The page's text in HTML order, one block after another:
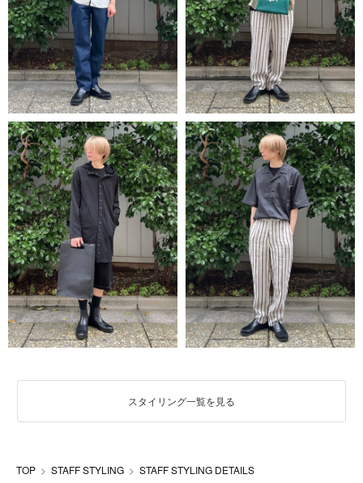
スタイリング一覧を見る
TOP STAFF STYLING STAFF STYLING DETAILS